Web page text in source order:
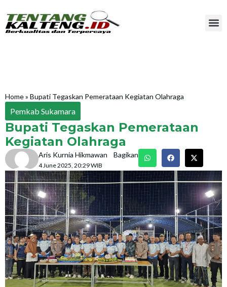
Home» Bupati Tegaskan Pemerataan Kegiatan Olahraga
Pemkab Sukamara
Bupati Tegaskan Pemerataan
Kegiatan Olahraga
Aris Kurnia Hikmawan
4 June 2025, 20:29 WIB
Bagikan